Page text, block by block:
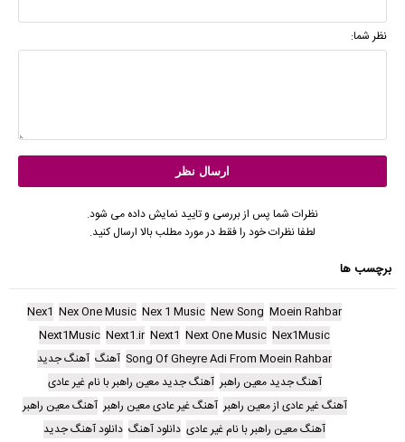
نظر شما:
نظرات شما پس از بررسی و تایید نمایش داده می شود.
لطفا نظرات خود را فقط در مورد مطلب بالا ارسال کنید.
برچسب ها
Moein Rahbar
New Song
Nex 1 Music
Nex One Music
Nex1
Nex1Music
Next One Music
Next1
Next1.ir
Next1Music
Song Of Gheyre Adi From Moein Rahbar آهنگ آهنگ جدید
آهنگ جدید معین راهبر آهنگ جدید معین راهبر با نام غیر عادی
آهنگ غیر عادی از معین راهبر آهنگ غیر عادی معین راهبر آهنگ معین راهبر
آهنگ معین راهبر با نام غیر عادی دانلود آهنگ دانلود آهنگ جدید